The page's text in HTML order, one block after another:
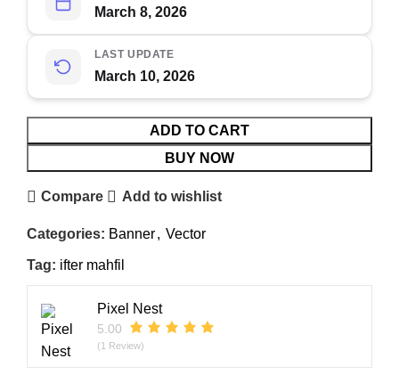
March 8, 2026
LAST UPDATE
March 10, 2026
ADD TO CART
BUY NOW
Compare Add to wishlist
Categories: Banner, Vector
Tag: ifter mahfil
Pixel Nest
5.00
(1 Review)